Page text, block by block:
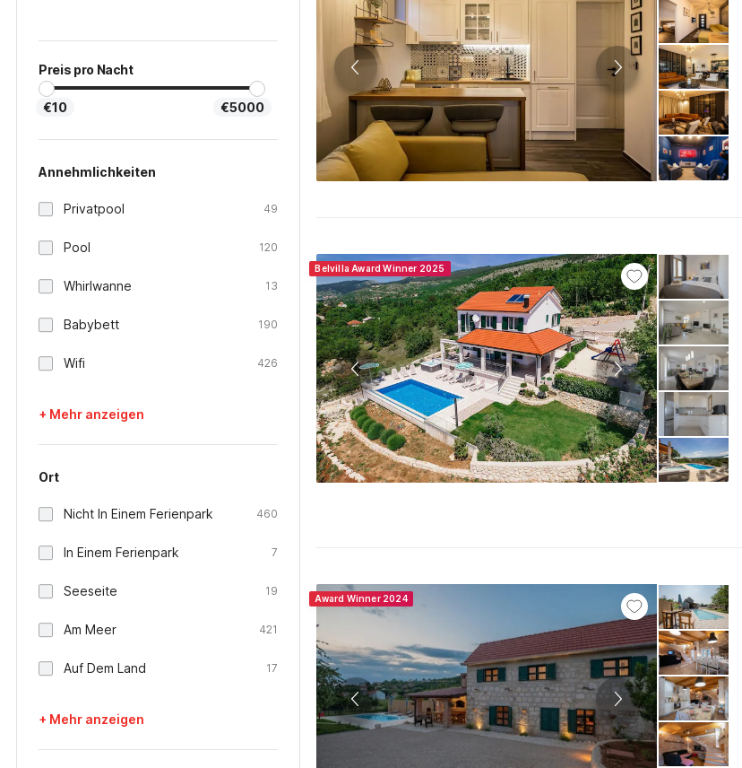
Preis pro Nacht
€10 €5000
Annehmlichkeiten
Privatpool 49
Pool 120
Whirlwanne 13
Babybett 190
Wifi 426
+ Mehr anzeigen
Ort
Nicht In Einem Ferienpark 460
In Einem Ferienpark 7
Seeseite 19
Am Meer 421
Auf Dem Land 17
+ Mehr anzeigen
Belvilla Award Winner 2025
Award Winner 2024